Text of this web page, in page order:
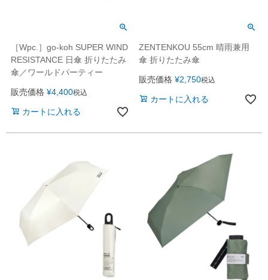
［Wpc.］go-koh SUPER WIND
RESISTANCE 日傘 折りたたみ
傘／ワールドパーティー
販売価格 ¥4,400税込
カートに入れる
ZENTENKOU 55cm 晴雨兼用
傘 折りたたみ傘
販売価格 ¥2,750税込
カートに入れる